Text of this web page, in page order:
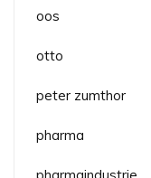
oos
otto
peter zumthor
pharma